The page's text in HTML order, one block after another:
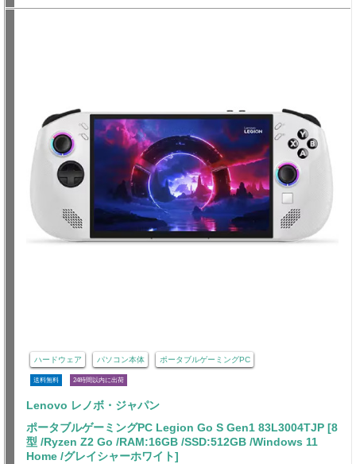
ハードウェア パソコン本体 ポータブルゲーミングPC
送料無料 24時間以内に出荷
Lenovo レノボ・ジャパン
ポータブルゲーミングPC Legion Go S Gen1 83L3004TJP [8
型 /Ryzen Z2 Go /RAM:16GB /SSD:512GB /Windows 11
Home /グレイシャーホワイト]